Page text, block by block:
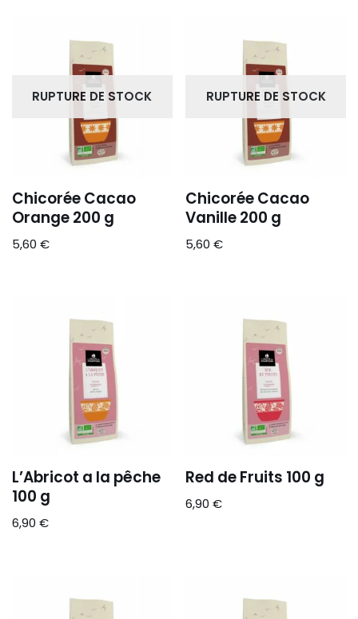
RUPTURE DE STOCK
Chicorée Cacao
Orange 200 g
5,60 €
RUPTURE DE STOCK
Chicorée Cacao
Vanille 200 g
5,60€
L’Abricot a la pêche
100 g
6,90 €
Red de Fruits 100 g
6,90€